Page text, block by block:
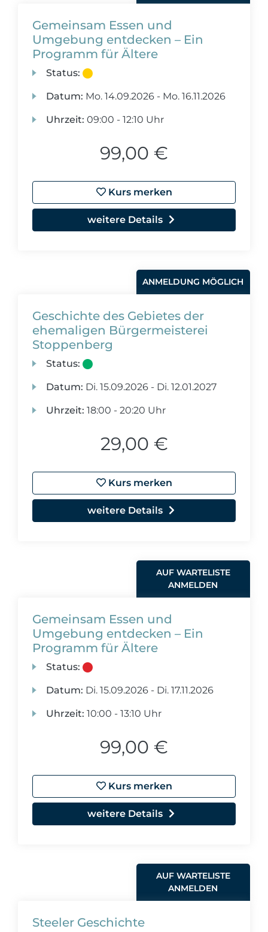
Gemeinsam Essen und
Umgebung entdecken – Ein
Programm für Ältere
Status:
Datum: Mo. 14.09.2026 - Mo. 16.11.2026
Uhrzeit: 09:00 - 12:10 Uhr
99,00 €
Kurs merken
weitere Details
ANMELDUNG MÖGLICH
Geschichte des Gebietes der
ehemaligen Bürgermeisterei
Stoppenberg
Status:
Datum: Di. 15.09.2026 - Di. 12.01.2027
Uhrzeit: 18:00 - 20:20 Uhr
29,00 €
Kurs merken
weitere Details
AUF WARTELISTE
ANMELDEN
Gemeinsam Essen und
Umgebung entdecken – Ein
Programm für Ältere
Status:
Datum: Di. 15.09.2026 - Di. 17.11.2026
Uhrzeit: 10:00 - 13:10 Uhr
99,00 €
Kurs merken
weitere Details
AUF WARTELISTE
ANMELDEN
Steeler Geschichte